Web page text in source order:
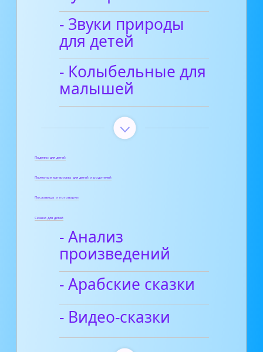
- Звуки природы
для детей
- Колыбельные для
малышей
Поделки для детей
Полезные материалы для детей и родителей
Пословицы и поговорки
Сказки для детей
- Анализ
произведений
- Арабские сказки
- Видео-сказки